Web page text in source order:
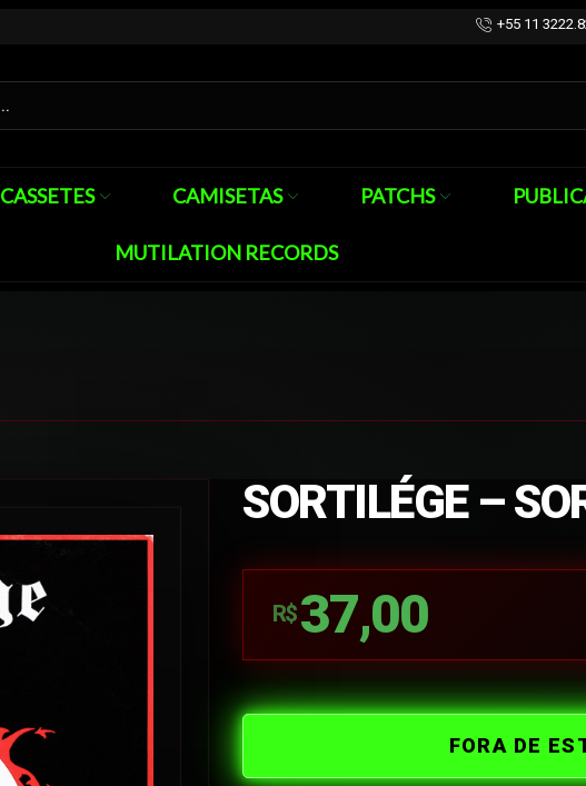
+55 11
CASSETES CAMISETAS PATCHS
MUTILATION RECORDS
SORTILÉGE –
R$ 37,00
FORA DE